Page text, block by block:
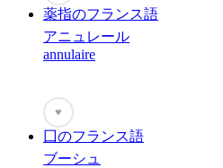
薬指のフランス語
アニュレール
annulaire
♥
囗のフランス語
ブーシュ